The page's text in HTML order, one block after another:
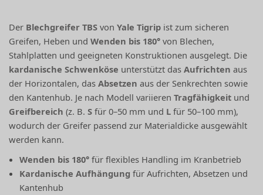
Der Blechgreifer TBS vonYale Tigrip ist zum sicheren
Greifen, Heben undWenden bis 180° von Blechen,
Stahlplatten und geeigneten Konstruktionen ausgelegt. Die
kardanische Schwenköse unterstützt dasAufrichten aus
der Horizontalen, dasAbsetzen aus der Senkrechten sowie
den Kantenhub. Je nach Modell variierenTragfähigkeit und
Greifbereich (z. B.S für 0–50 mm und L für 50–100 mm),
wodurch der Greifer passend zur Materialdicke ausgewählt
werden kann.
Wenden bis 180° für flexibles Handling im Kranbetrieb
Kardanische Aufhängung für Aufrichten, Absetzen und
Kantenhub